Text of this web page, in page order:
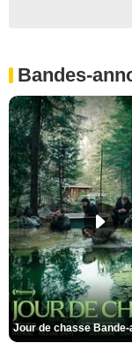
Bandes-
Jour de chasse Bande-